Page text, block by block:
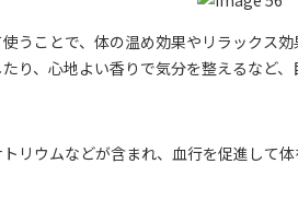
うことで、体の温め効果やリラックス
り、心地よい香りで気分を整えるなど
リウムなどが含まれ、血行を促進して